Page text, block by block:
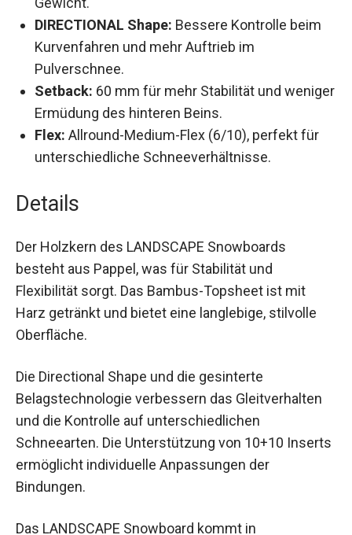
DIRECTIONAL Shape:
Kurvenfahren und mehr Auftrieb im
Pulverschnee.
Setback:60 mm für mehr Stabilität und
weniger Ermüdung des hinteren Beins.
Flex:Allround-Medium-Flex (6/10), perfekt für
unterschiedliche Schneeverhältnisse.
Details
besteht aus Pappel, was für Stabilität und
Flexibilität sorgt. Das Bambus-Topsheet ist mit
Harz getränkt und bietet eine langlebige, stilvolle
Oberfläche.
Belagstechnologie verbessern das Gleitverhalten
und die Kontrolle auf unterschiedlichen
Schneearten. Die Unterstützung von 10+10
Inserts ermöglicht individuelle Anpassungen der
Bindungen.